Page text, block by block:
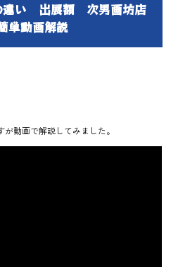
違い 出展額 次男画坊店
動画解説
動画で解説してみました。